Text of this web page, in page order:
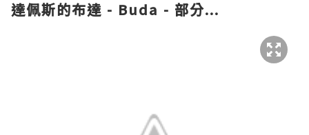
達佩斯的布達 - Buda - 部分...